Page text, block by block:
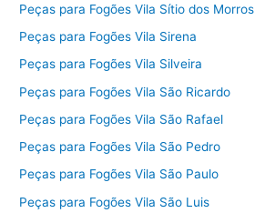
Peças para Fogões Vila Sítio dos Morros
Peças para Fogões Vila Sirena
Peças para Fogões Vila Silveira
Peças para Fogões Vila São Ricardo
Peças para Fogões Vila São Rafael
Peças para Fogões Vila São Pedro
Peças para Fogões Vila São Paulo
Peças para Fogões Vila São Luis